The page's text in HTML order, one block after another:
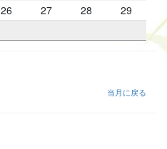
26 27 28
29
当月に戻る